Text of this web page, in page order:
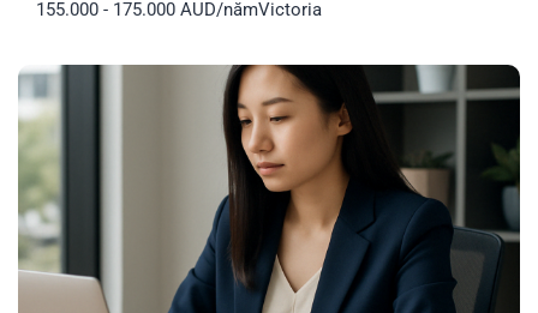
155.000 - 175.000 AUD/nămVictoria